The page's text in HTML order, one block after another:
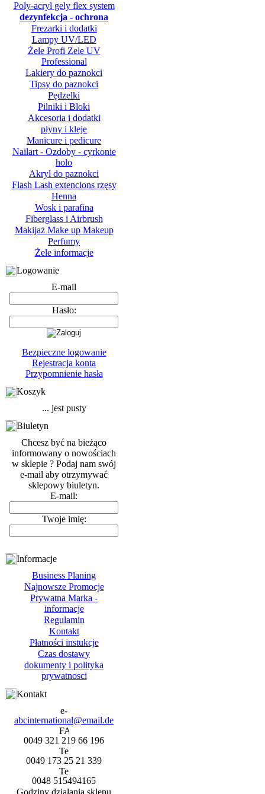
Poly-acryl gely flex system
dezynfekcja - ochrona
Frezarki i dodatki
Lampy UV/LED
Żele Profi Zele UV
Professional
Lakiery do paznokci
Tipsy do paznokci
Pędzelki
Pilniki i Bloki
Akcesoria i dodatki
płyny i kleje
Manicure i pedicure
Nailart - Ozdoby - cyrkonie
holo
Akryl do paznokci
Flash Lash extencions rzęsy
Henna
Wosk i parafina
Fiberglass i Airbrush
Makijaż Make up Makeup
Perfumy
Żele informacje
Logowanie
E-mail
Hasło:
Bezpieczne logowanie
Rejestracja konta
Przypomnienie hasła
Koszyk
... jest pusty
Biuletyn
Chcesz być na bieżąco
informowany o nowościach
w sklepie ? Podaj nam swój
e-mail aby otrzymywać
sklepowy biuletyn.
E-mail:
Twoje imię:
Informacje
Business Planing
Najnowsze Promocje
Prywatna Marka -
informacje
Regulamin
Kontakt
Płatności instukcje
Czas dostawy
dokumenty i polityka
prywatnosci
Kontakt
abcinternational@email.de
0049 321 219 66 196
0049 173 25 21 339
0048 515494165
Godziny działania sklepu